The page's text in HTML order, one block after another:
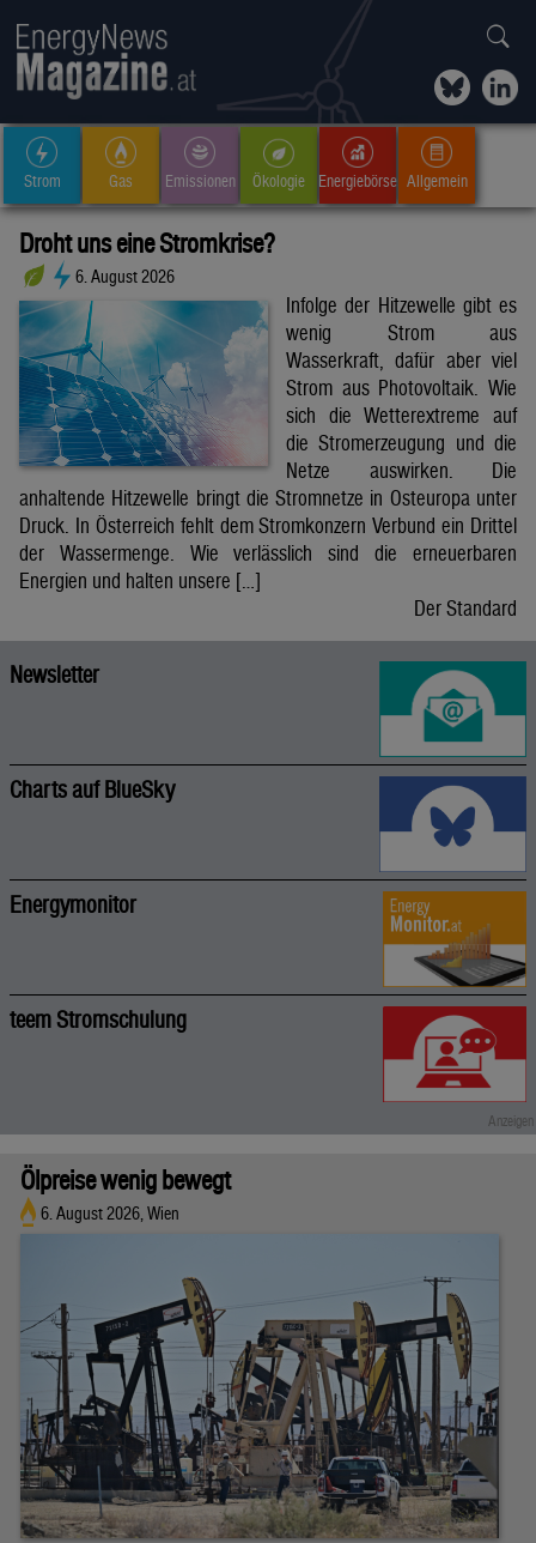
Strom Gas Emissionen Ökologie Energiebörse Allgemein
Droht uns eine Stromkrise?
6. August 2026
Infolge der Hitzewelle gibt es
wenig Strom aus
Wasserkraft, dafür aber viel
Strom aus Photovoltaik. Wie
sich die Wetterextreme auf
die Stromerzeugung und die
Netze auswirken. Die
anhaltende Hitzewelle bringt die Stromnetze in Osteuropa unter
Druck. In Österreich fehlt dem Stromkonzern Verbund ein Drittel
der Wassermenge. Wie verlässlich sind die erneuerbaren
Energien und halten unsere […]
Der Standard
Newsletter
Charts auf BlueSky
Energymonitor
teem Stromschulung
Ölpreise wenig bewegt
6. August 2026, Wien